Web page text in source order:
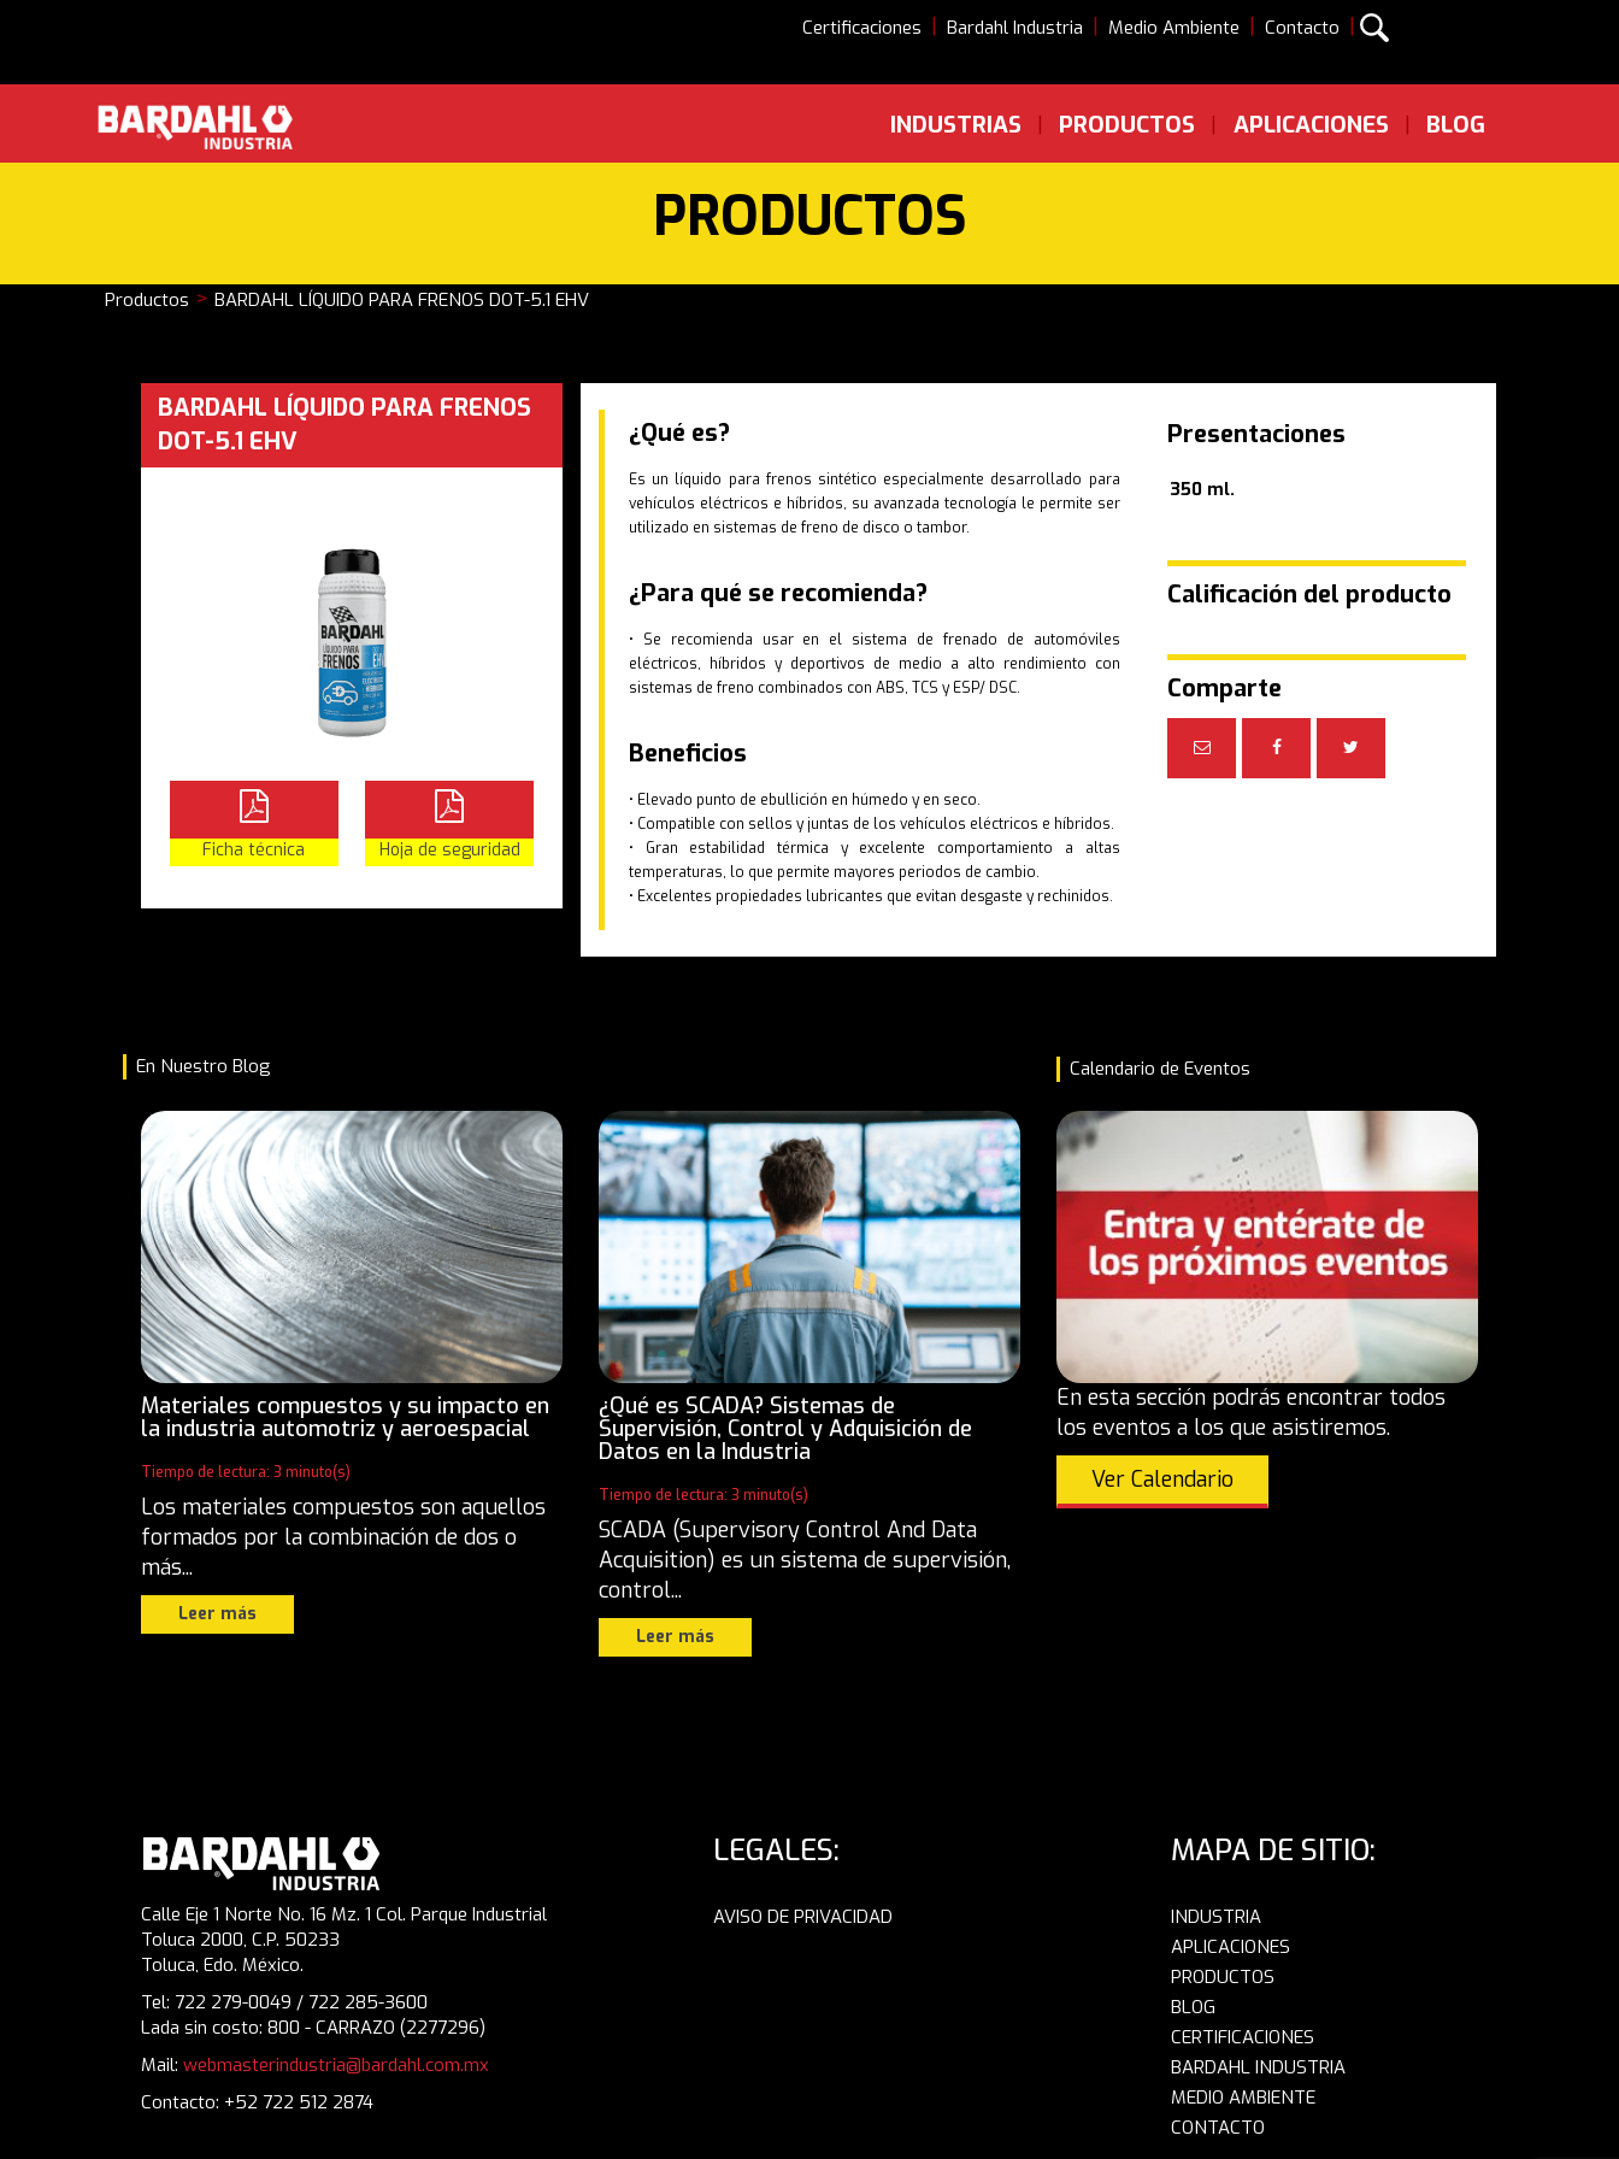
Certificaciones | Bardahl Industria | Medio Ambiente | Contacto |
INDUSTRIAS | PRODUCTOS | APLICACIONES | BLOG
PRODUCTOS
Productos > BARDAHL LÍQUIDO PARA FRENOS DOT-5.1 EHV
BARDAHL LÍQUIDO PARA FRENOS
DOT-5.1 EHV
Ficha técnica Hoja de seguridad
¿Qué es?
Es un líquido para frenos sintético especialmente desarrollado para
vehículos eléctricos e híbridos, su avanzada tecnología le permite ser
utilizado en sistemas de freno de disco o tambor.
¿Para qué se recomienda?
• Se recomienda usar en el sistema de frenado de automóviles
eléctricos, híbridos y deportivos de medio a alto rendimiento con
sistemas de freno combinados con ABS, TCS y ESP/ DSC.
Beneficios
• Elevado punto de ebullición en húmedo y en seco.
• Compatible con sellos y juntas de los vehículos eléctricos e híbridos.
• Gran estabilidad térmica y excelente comportamiento a altas
temperaturas, lo que permite mayores periodos de cambio.
• Excelentes propiedades lubricantes que evitan desgaste y rechinidos.
Presentaciones
350 ml.
Calificación del producto
Comparte
En Nuestro Blog
Materiales compuestos y su impacto en
la industria automotriz y aeroespacial
Tiempo de lectura: 3 minuto(s)
Los materiales compuestos son aquellos
formados por la combinación de dos o
más...
Leer más
¿Qué es SCADA? Sistemas de
Supervisión, Control y Adquisición de
Datos en la Industria
Tiempo de lectura: 3 minuto(s)
SCADA (Supervisory Control And Data
Acquisition) es un sistema de supervisión,
control...
Leer más
Calendario de Eventos
En esta sección podrás encontrar todos
los eventos a los que asistiremos.
Ver Calendario
Calle Eje 1 Norte No. 16 Mz. 1 Col. Parque Industrial
Toluca 2000, C.P. 50233
Toluca, Edo. México.
Tel: 722 279-0049 / 722 285-3600
Lada sin costo: 800 - CARRAZO (2277296)
Mail: webmasterindustria@bardahl.com.mx
Contacto: +52 722 512 2874
LEGALES:
AVISO DE PRIVACIDAD
MAPA DE SITIO:
INDUSTRIA
APLICACIONES
PRODUCTOS
BLOG
CERTIFICACIONES
BARDAHL INDUSTRIA
MEDIO AMBIENTE
CONTACTO